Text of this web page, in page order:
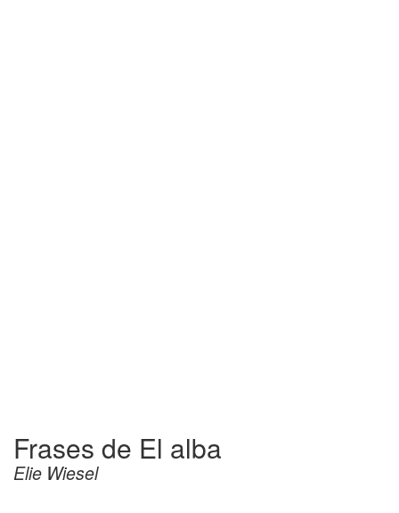
Frases de El alba
Elie Wiesel